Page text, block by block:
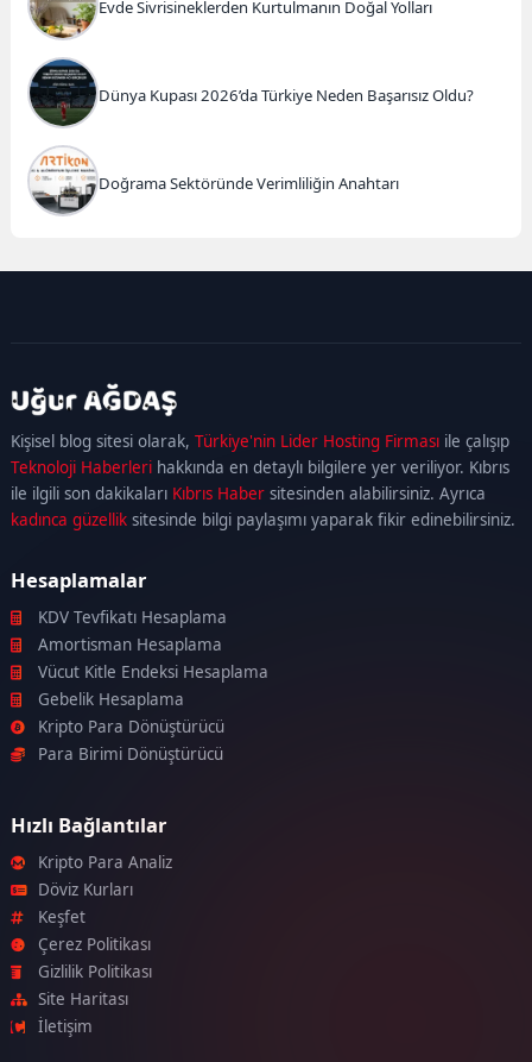
Evde Sivrisineklerden Kurtulmanın Doğal Yolları
Dünya Kupası 2026’da Türkiye Neden Başarısız Oldu?
Doğrama Sektöründe Verimliliğin Anahtarı
Kişisel blog sitesi olarak,Türkiye'nin Lider Hosting Firması ile çalışıp
Teknoloji Haberleri hakkında en detaylı bilgilere yer veriliyor. Kıbrıs
ile ilgili son dakikaları Kıbrıs Haber sitesinden alabilirsiniz. Ayrıca
kadınca güzellik sitesinde bilgi paylaşımı yaparak fikir edinebilirsiniz.
kadıköy
escortmaltepe
escortataşehir
escortümraniye
escort
Hesaplamalar
KDV Tevfikatı Hesaplama
Amortisman Hesaplama
Vücut Kitle Endeksi Hesaplama
Gebelik Hesaplama
Kripto Para Dönüştürücü
Para Birimi Dönüştürücü
Hızlı Bağlantılar
Kripto Para Analiz
Döviz Kurları
Keşfet
Çerez Politikası
Gizlilik Politikası
Site Haritası
İletişim